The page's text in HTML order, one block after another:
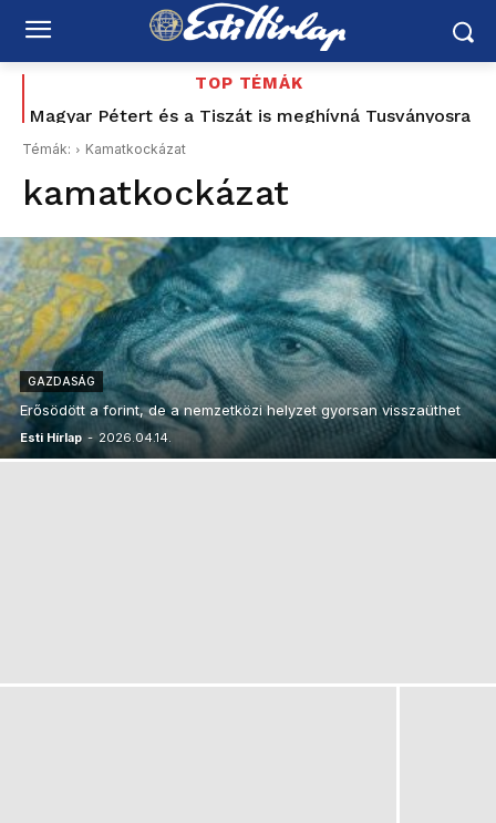
TOP TÉMÁK
Magyar Pétert és a Tiszát is meghívná Tusványosra
Toró T. Tibor
Kiemelték a világháborús robbanótesteket a
Dunából – feloldották a budai lezárásokat
Témák: Kamatkockázat
kamatkockázat
GAZDASÁG
Erősödött a forint, de a nemzetközi helyzet gyorsan visszaüthet
Esti Hírlap - 2026.04.14.